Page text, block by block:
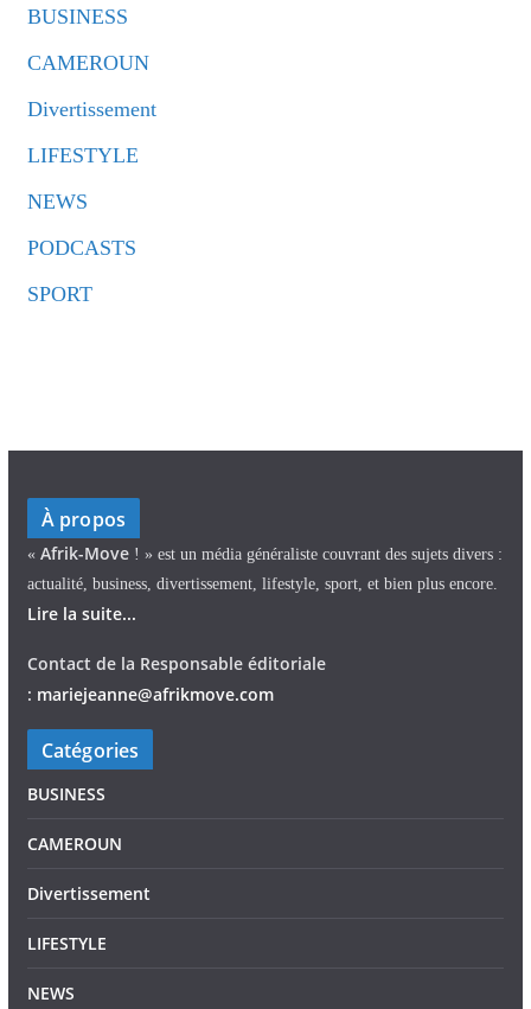
BUSINESS
CAMEROUN
Divertissement
LIFESTYLE
NEWS
PODCASTS
SPORT
À propos
« Afrik-Move ! » est un média généraliste couvrant des sujets divers :
actualité, business, divertissement, lifestyle, sport, et bien plus encore.
Lire la suite...
Contact de la Responsable éditoriale
: mariejeanne@afrikmove.com
Catégories
BUSINESS
CAMEROUN
Divertissement
LIFESTYLE
NEWS